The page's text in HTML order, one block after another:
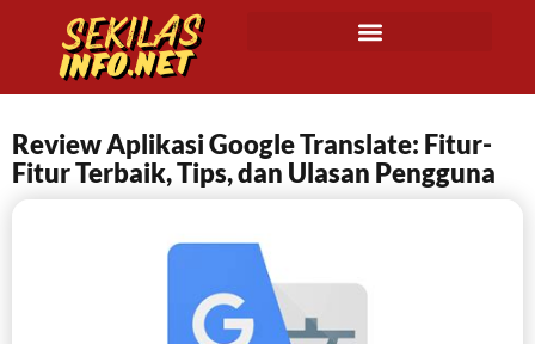
Review Aplikasi Google Translate: Fitur-
Fitur Terbaik, Tips, dan Ulasan Pengguna